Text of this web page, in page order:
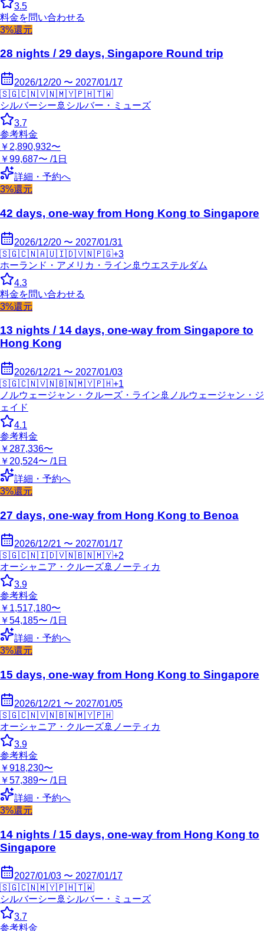
3.5
料金を問い合わせる
3%還元
28 nights / 29 days, Singapore Round trip
2026/12/20 〜 2027/01/17
🇸🇬🇨🇳🇻🇳🇲🇾🇵🇭🇹🇼
シルバーシー 🚢 シルバー・ミューズ
3.7
参考料金
￥2,890,932〜
￥99,687〜 /1日
詳細・予約へ
3%還元
42 days, one-way from Hong Kong to Singapore
2026/12/20 〜 2027/01/31
🇸🇬🇨🇳🇦🇺🇮🇩🇻🇳🇵🇬+3
ホーランド・アメリカ・ライン 🚢 ウエステルダム
4.3
料金を問い合わせる
3%還元
13 nights / 14 days, one-way from Singapore to
Hong Kong
2026/12/21 〜 2027/01/03
🇸🇬🇨🇳🇻🇳🇧🇳🇲🇾🇵🇭+1
ノルウェージャン・クルーズ・ライン 🚢 ノルウェージャン・ジ
ェイド
4.1
参考料金
￥287,336〜
￥20,524〜 /1日
詳細・予約へ
3%還元
27 days, one-way from Hong Kong to Benoa
2026/12/21 〜 2027/01/17
🇸🇬🇨🇳🇮🇩🇻🇳🇧🇳🇲🇾+2
オーシャニア・クルーズ🚢 ノーティカ
3.9
参考料金
￥1,517,180〜
￥54,185〜 /1日
詳細・予約へ
3%還元
15 days, one-way from Hong Kong to Singapore
2026/12/21 〜 2027/01/05
🇸🇬🇨🇳🇻🇳🇧🇳🇲🇾🇵🇭
オーシャニア・クルーズ🚢 ノーティカ
3.9
参考料金
￥918,230〜
￥57,389〜 /1日
詳細・予約へ
3%還元
14 nights / 15 days, one-way from Hong Kong to
Singapore
2027/01/03 〜 2027/01/17
🇸🇬🇨🇳🇲🇾🇵🇭🇹🇼
シルバーシー 🚢 シルバー・ミューズ
3.7
参考料金